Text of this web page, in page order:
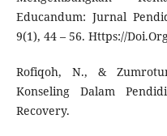
Educandum: Jurnal
9(1), 44 – 56. Https://
Rofiqoh, N., &
Konseling Dalam
Recovery.